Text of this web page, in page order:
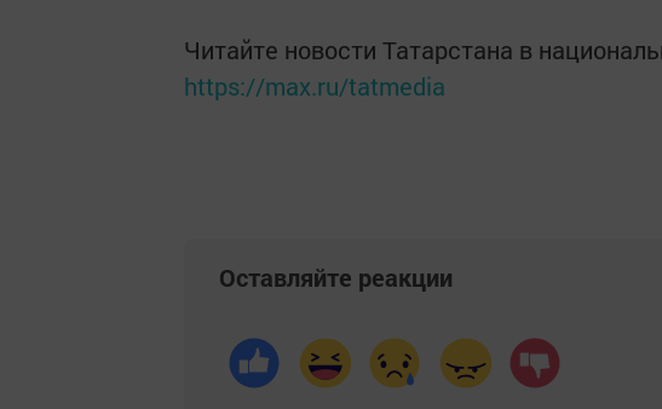
Читайте новости Татарстана в
https://max.ru/tatmedia
Оставляйте реакции